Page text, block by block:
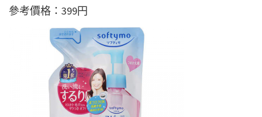
參考價格：399円